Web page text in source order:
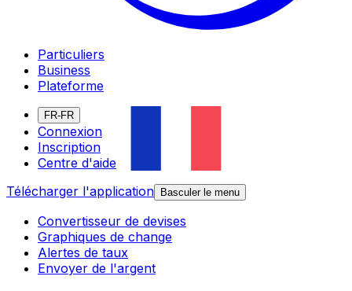
Particuliers
Business
Plateforme
FR-FR
Connexion
Inscription
Centre d'aide
Télécharger l'application
Basculer le menu
Convertisseur de devises
Graphiques de change
Alertes de taux
Envoyer de l'argent